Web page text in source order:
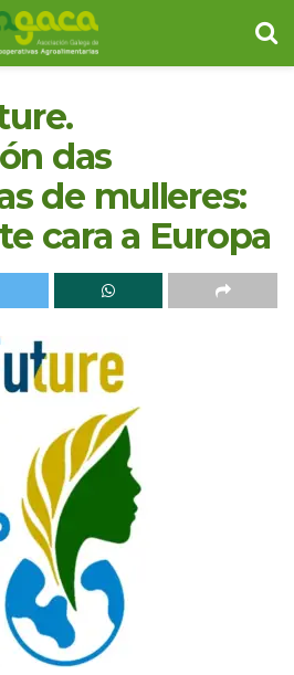
das
de mulleres:
cara a Europa